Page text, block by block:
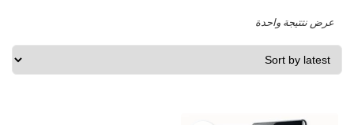
عرض نتتيجة واحدة